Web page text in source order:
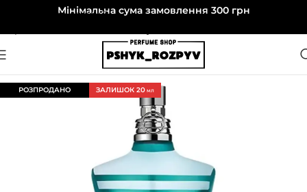
Перейти до навігаціїМінімальна сума замовлення 300 грн
РОЗПРОДАНО ЗАЛИШОК 20 МЛ